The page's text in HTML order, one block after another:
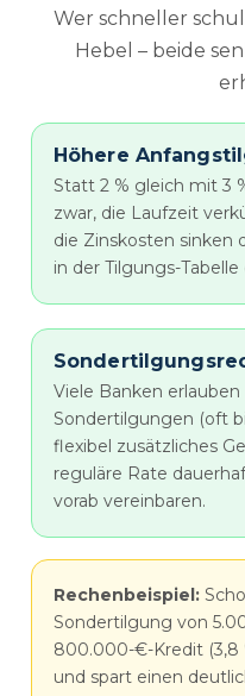
Wer schneller
Hebel – beide
Höhere
Statt 2 % gleich mit 3
zwar, die Laufzeit
die Zinskosten sinken
in der Tilgungs-Tabelle
Viele Banken
Sondertilgungen (oft
flexibel zusätzliches
reguläre Rate
vorab vereinbaren.
Rechenbeispiel:
Sondertilgung von
800.000-€-Kredit (3,8
und spart einen